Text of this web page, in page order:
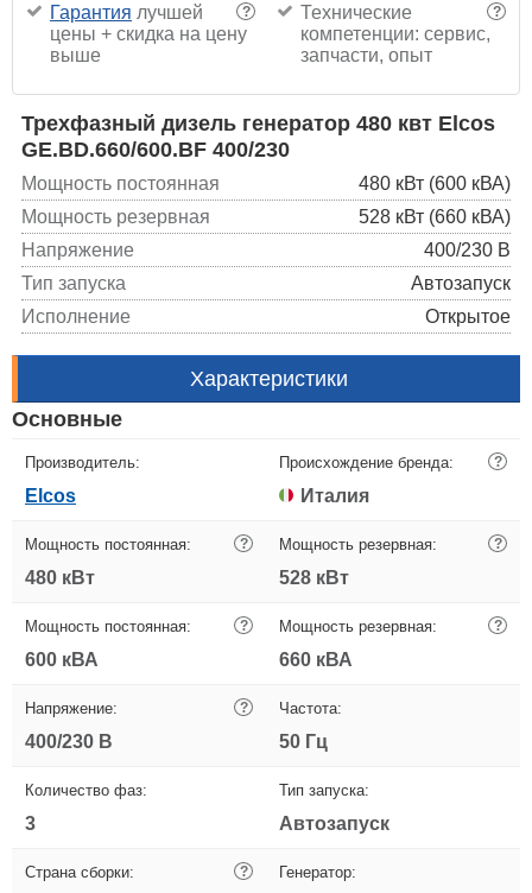
?
Гарантия лучшей
цены + скидка на цену
выше
?
Технические
компетенции: сервис,
запчасти, опыт
Трехфазный дизель генератор 480 квт Elcos
GE.BD.660/600.BF 400/230
Мощность постоянная
480 кВт (600 кВА)
Мощность резервная
528 кВт (660 кВА)
Напряжение
400/230 В
Тип запуска
Автозапуск
Исполнение
Открытое
Характеристики
Основные
Производитель:
Elcos
Происхождение бренда: ?
Италия
Мощность постоянная: ?
480 кВт
Мощность резервная: ?
528 кВт
Мощность постоянная: ?
600 кВА
Мощность резервная: ?
660 кВА
Напряжение: ?
400/230 В
Частота:
50 Гц
Количество фаз:
3
Тип запуска:
Автозапуск
Страна сборки: ? Генератор: